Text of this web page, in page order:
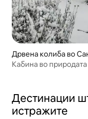
Дрвена колиба во
Кабина во
Дестинации
истражите